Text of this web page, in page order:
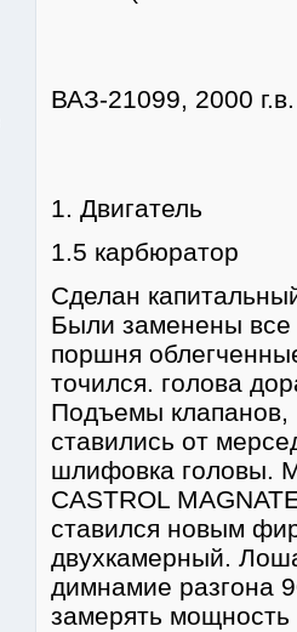
ВАЗ-21099, 2000
1. Двигатель
1.5 карбюратор
Сделан
Были заменены все
поршня
точился. голова
Подъемы клапанов,
ставились от
шлифовка головы.
CASTROL
ставился новым
двухкамерный.
димнамие разгона
замерять мощность